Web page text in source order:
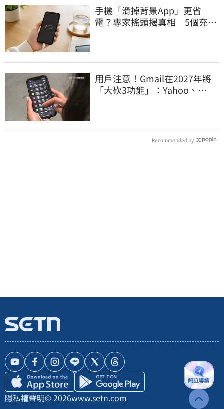
手機「滑掉背景App」更省
電？專家搖頭揭真相 5個充電
用戶注意！Gmail在2027年將
「大砍3功能」：Yahoo、
Recommended by
隱私權聲明© 2026www.setn.com